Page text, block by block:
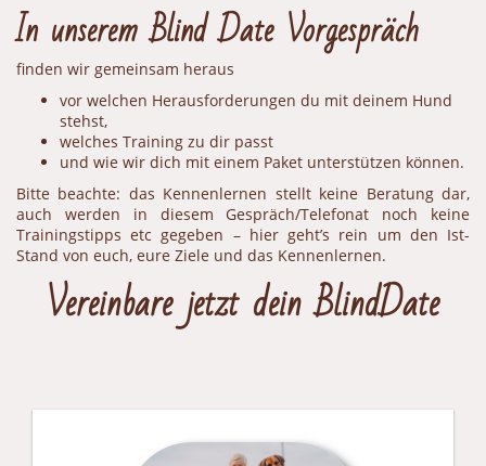
In unserem Blind Date Vorgespräch
finden wir gemeinsam heraus
vor welchen Herausforderungen du mit deinem Hund
stehst,
welches Training zu dir passt
und wie wir dich mit einem Paket unterstützen können.
Bitte beachte: das Kennenlernen stellt keine Beratung dar,
auch werden in diesem Gespräch/Telefonat noch keine
Trainingstipps etc gegeben – hier geht’s rein um den Ist-
Stand von euch, eure Ziele und das Kennenlernen.
Vereinbare jetzt dein BlindDate